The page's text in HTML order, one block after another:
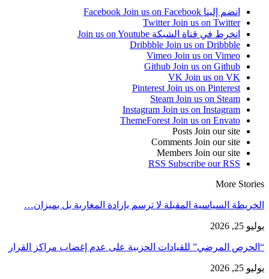
انضم إلينا Facebook Join us on Facebook
Twitter Join us on Twitter
انخرط في قناة الشبكة Join us on Youtube
Dribbble Join us on Dribbble
Vimeo Join us on Vimeo
Github Join us on Github
VK Join us on VK
Pinterest Join us on Pinterest
Steam Join us on Steam
Instagram Join us on Instagram
ThemeForest Join us on Envato
Posts Join our site
Comments Join our site
Members Join our site
RSS Subscribe our RSS
More Stories
الخريطة السياسية المقبلة لا ترسم بإرادة المغاربة بل بميزان…
يوليو 25, 2026
“الحرص المرضي” للقيادات الحزبية على عدم إغضاب مراكز القرار
يوليو 25, 2026